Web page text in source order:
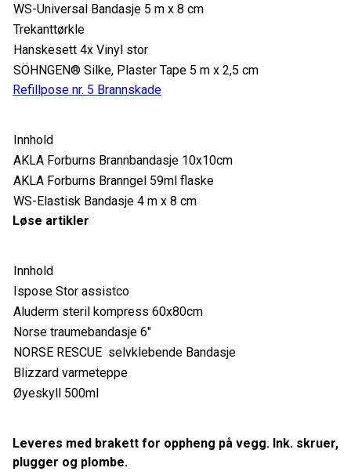
WS-Universal Bandasje 5 m x 8 cm
Trekanttørkle
Hanskesett 4x Vinyl stor
SÖHNGEN® Silke, Plaster Tape 5 m x 2,5 cm
Refillpose nr. 5 Brannskade
Innhold
AKLA Forburns Brannbandasje 10x10cm
AKLA Forburns Branngel 59ml flaske
WS-Elastisk Bandasje 4 m x 8 cm
Løse artikler
Innhold
Ispose Stor assistco
Aluderm steril kompress 60x80cm
Norse traumebandasje 6"
NORSE RESCUE selvklebende Bandasje
Blizzard varmeteppe
Øyeskyll 500ml
Leveres med brakett for oppheng på vegg. Ink. skruer,
plugger og plombe.